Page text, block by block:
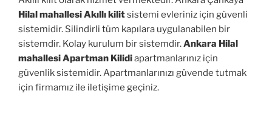
Hilal mahallesi Akıllı kilitsistemi evleriniz için güvenli
sistemidir. Silindirli tüm kapılara uygulanabilen bir
sistemdir. Kolay kurulum bir sistemdir.Ankara Hilal
mahallesi Apartman Kilidiapartmanlarınız için
güvenlik sistemidir. Apartmanlarınızı güvende tutmak
için firmamız ile iletişime geçiniz.